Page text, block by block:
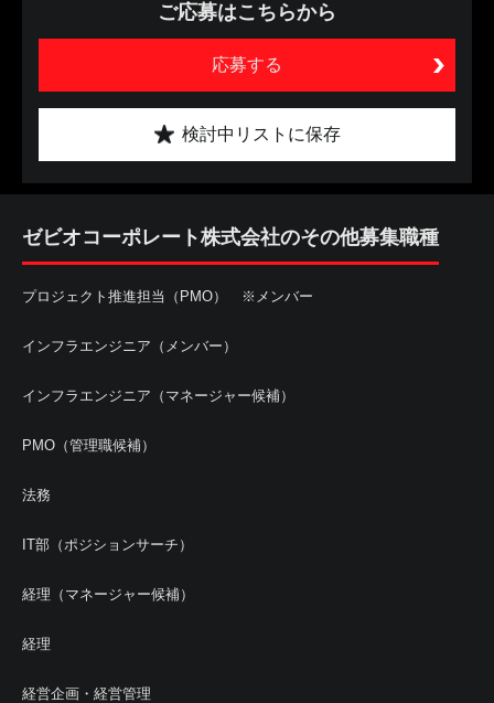
ご応募はこちらから
応募する
検討中リストに保存
ゼビオコーポレート株式会社のその他募集職種
プロジェクト推進担当（PMO） ※メンバー
インフラエンジニア（メンバー）
インフラエンジニア（マネージャー候補）
PMO（管理職候補）
法務
IT部（ポジションサーチ）
経理（マネージャー候補）
経理
経営企画・経営管理